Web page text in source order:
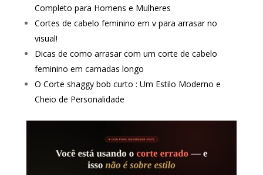
Completo para Homens e Mulheres
Cortes de cabelo feminino em v para arrasar no
visual!
Dicas de como arrasar com um corte de cabelo
feminino em camadas longo
O Corte shaggy bob curto : Um Estilo Moderno e
Cheio de Personalidade